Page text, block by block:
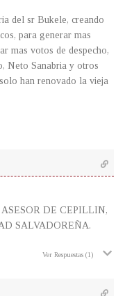
del sr Bukele, creando
para generar mas
mas votos de despecho,
Neto Sanabria y otros
han renovado la vieja
DE CEPILLIN,
SALVADOREÑA.
Ver Respuestas (1)